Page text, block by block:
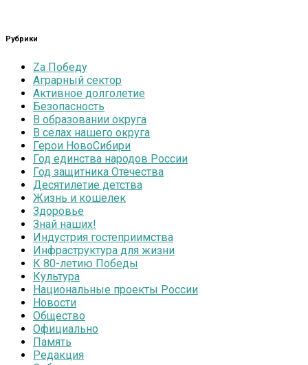
Рубрики
Zа Победу
Аграрный сектор
Активное долголетие
Безопасность
В образовании округа
В селах нашего округа
Герои НовоСибири
Год единства народов России
Год защитника Отечества
Десятилетие детства
Жизнь и кошелек
Здоровье
Знай наших!
Индустрия гостеприимства
Инфраструктура для жизни
К 80-летию Победы
Культура
Национальные проекты России
Новости
Общество
Официально
Память
Редакция